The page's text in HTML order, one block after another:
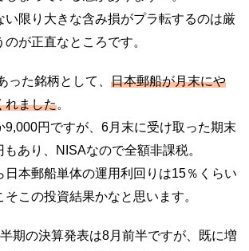
い限り大きな含み損がプラ転するのは厳
が正直なところです。
った銘柄として、 日本郵船が月末にや
れました。
9,000円ですが、6月末に受け取った期末
あり、NISAなので全額非課税。
日本郵船単体の運用利回りは15％くらい
この投資結果かなと思います。
期の決算発表は8月前半ですが、既に増